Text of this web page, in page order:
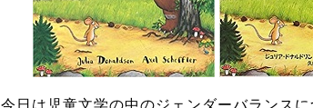
今日は児童文学の中のジェンダーバランス